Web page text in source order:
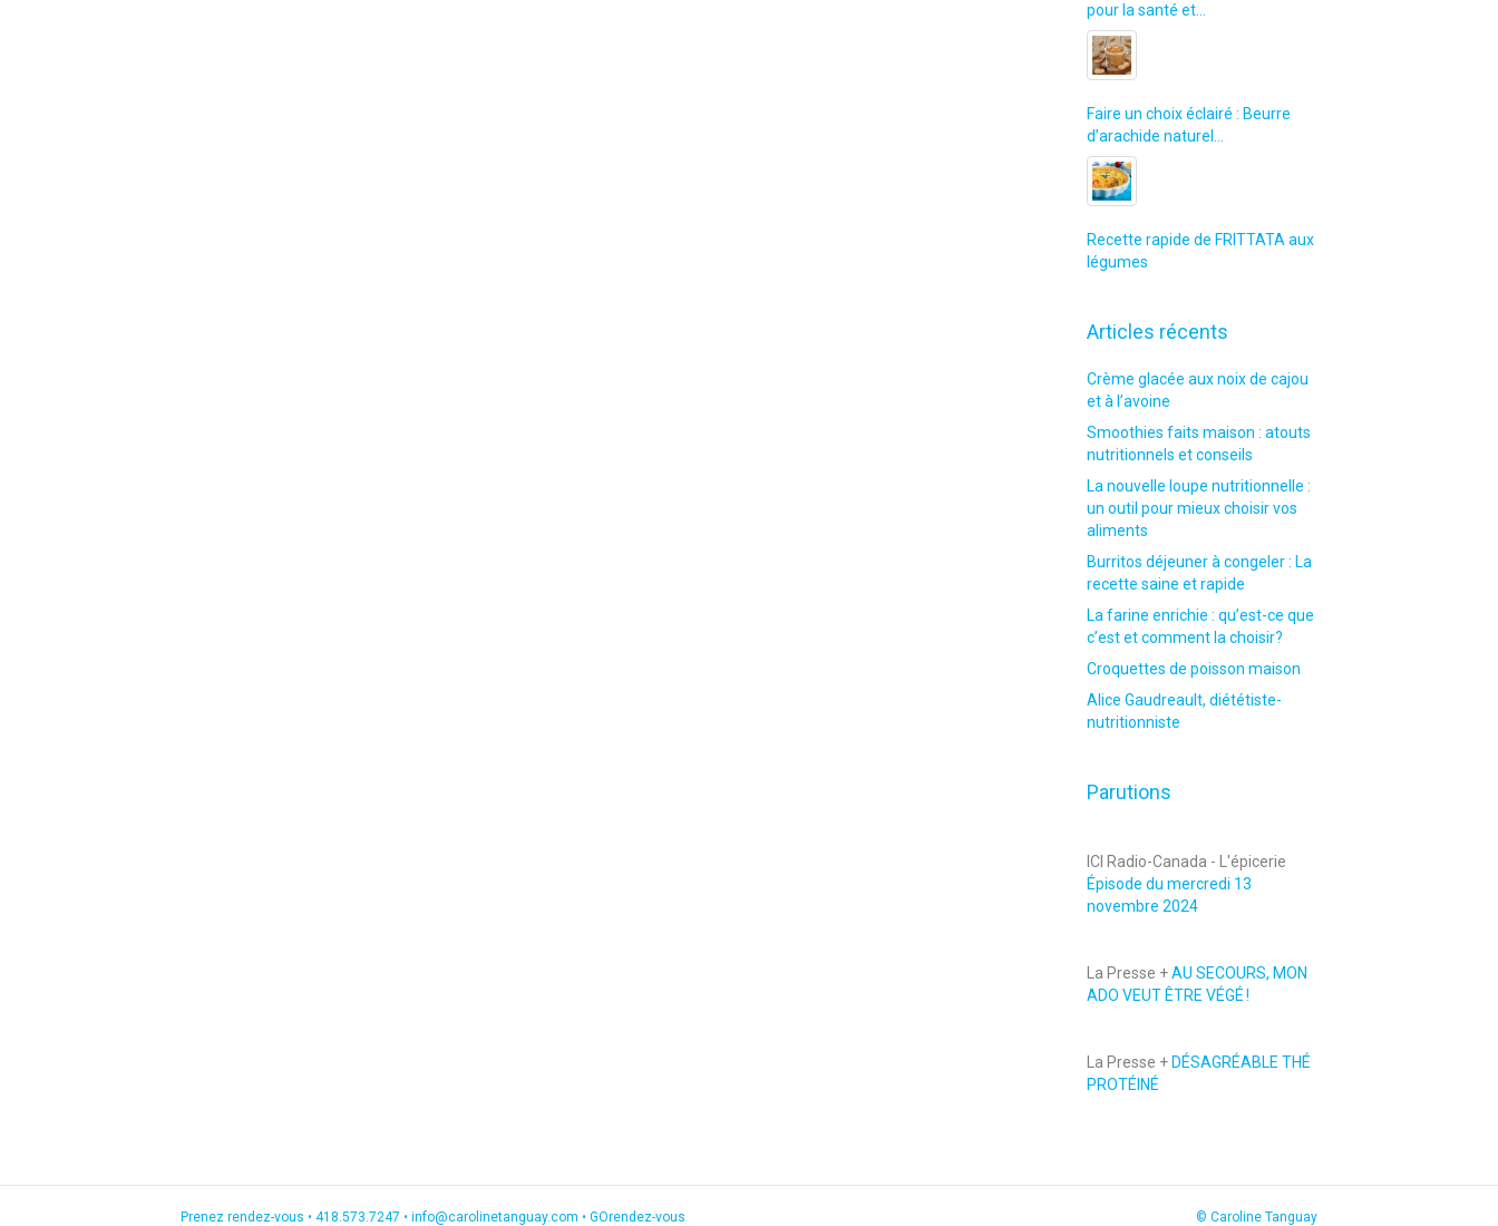
pour la santé et…
Faire un choix éclairé : Beurre
d’arachide naturel…
Recette rapide de FRITTATA aux
légumes
Articles récents
Crème glacée aux noix de cajou
et à l’avoine
Smoothies faits maison : atouts
nutritionnels et conseils
La nouvelle loupe nutritionnelle :
un outil pour mieux choisir vos
aliments
Burritos déjeuner à congeler : La
recette saine et rapide
La farine enrichie : qu’est-ce que
c’est et comment la choisir?
Croquettes de poisson maison
Alice Gaudreault, diététiste-
nutritionniste
Parutions
ICI Radio-Canada - L'épicerie
Épisode du mercredi 13
novembre 2024
La Presse +AU SECOURS, MON
ADO VEUT ÊTRE VÉGÉ !
La Presse + DÉSAGRÉABLE THÉ
PROTÉINÉ
Prenez rendez-vous • 418.573.7247 • info@carolinetanguay.com • GOrendez-vous © Caroline Tanguay